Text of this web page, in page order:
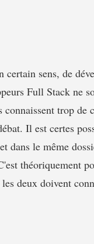
sens, de
Full Stack ne
trop de
Il est certes
dans le même
théoriquement
deux doivent